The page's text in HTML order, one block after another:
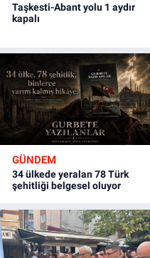
Taşkesti-Abant yolu 1 aydır
kapalı
GÜNDEM
34 ülkede yeralan 78 Türk
şehitliği belgesel oluyor